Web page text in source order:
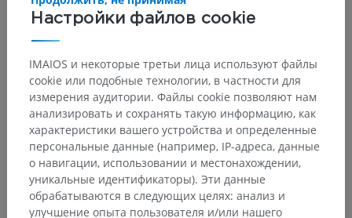
Объём
движений
Большой объём, высокая
Пример
Двуглавая мышца плеча,
портняжная мышца.
Наружная
большая
Есть ли проблема с этим переводом?
Настройки файлов cookie
IMAIOS и некоторые третьи лица используют файлы
cookie или подобные технологии, в частности для
измерения аудитории. Файлы cookie позволяют нам
анализировать и сохранять такую информацию, как
характеристики вашего устройства и определенные
персональные данные (например, IP-адреса, данные
о навигации, использовании и местонахождении,
уникальные идентификаторы). Эти данные
обрабатываются в следующих целях: анализ и
улучшение опыта пользователя и/или нашего